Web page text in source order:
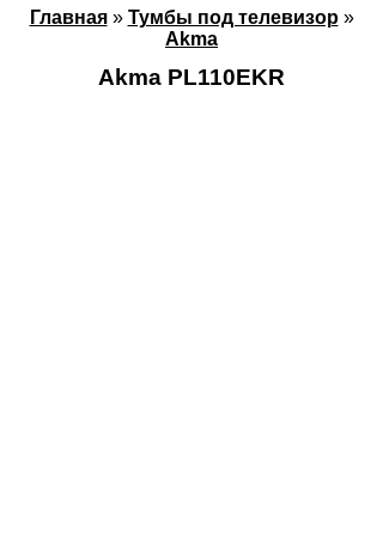
Главная» Тумбы под телевизор»
Akma
Akma PL110EKR